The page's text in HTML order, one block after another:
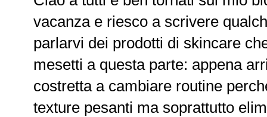
vacanza e riesco a scrivere
parlarvi dei prodotti di skincare
mesetti a questa parte: appena
costretta a cambiare routine
texture pesanti ma soprattutto